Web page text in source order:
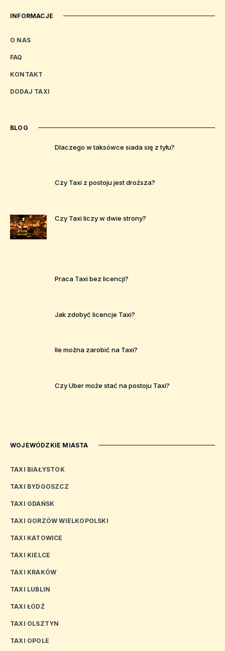
INFORMACJE
O NAS
FAQ
KONTAKT
DODAJ TAXI
BLOG
Dlaczego w taksówce siada się z tyłu?
Czy Taxi z postoju jest droższa?
Czy Taxi liczy w dwie strony?
Praca Taxi bez licencji?
Jak zdobyć licencje Taxi?
Ile można zarobić na Taxi?
Czy Uber może stać na postoju Taxi?
WOJEWÓDZKIE MIASTA
TAXI BIAŁYSTOK
TAXI BYDGOSZCZ
TAXI GDAŃSK
TAXI GORZÓW WIELKOPOLSKI
TAXI KATOWICE
TAXI KIELCE
TAXI KRAKÓW
TAXI LUBLIN
TAXI ŁÓDŹ
TAXI OLSZTYN
TAXI OPOLE